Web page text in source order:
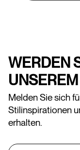
WERDEN
Melden Sie sich
Stilinspirationen
erhalten.